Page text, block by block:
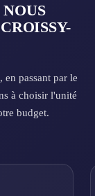
en passant par le
à choisir l'unité
budget.